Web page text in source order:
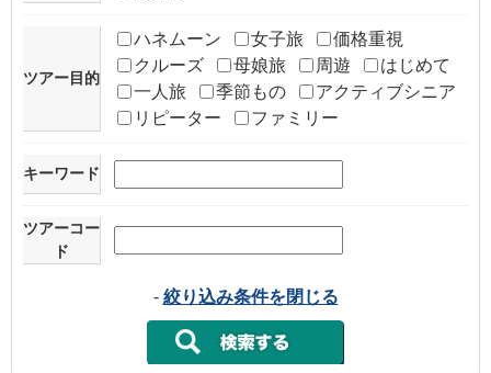
ツアー目的
ハネムーン 女子旅
価格重視
クルーズ
母娘旅 周遊
はじめて
一人旅
季節もの
アクティブシニア
リピーター
ファミリー
キーワード
ツアーコー
ド
- 絞り込み条件を閉じる